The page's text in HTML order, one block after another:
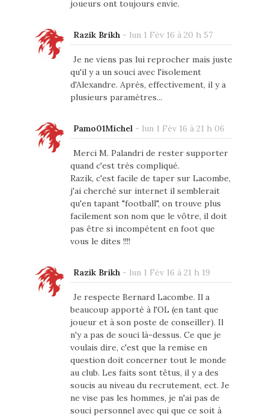
joueurs ont toujours envie.
Razik Brikh- lun 1 Fév 16 à 20 h 57
Je ne viens pas lui reprocher mais juste
qu'il y a un souci avec l'isolement
d'Alexandre. Après, effectivement, il y a
plusieurs paramètres...
Pamo01Michel- lun 1 Fév 16 à 21 h 06
Merci M. Palandri de rester supporter
quand c'est très compliqué.
Razik, c'est facile de taper sur Lacombe,
j'ai cherché sur internet il semblerait
qu'en tapant "football", on trouve plus
facilement son nom que le vôtre, il doit
pas être si incompétent en foot que
vous le dites !!!!
Razik Brikh- lun 1 Fév 16 à 21 h 19
Je respecte Bernard Lacombe. Il a
beaucoup apporté à l'OL (en tant que
joueur et à son poste de conseiller). Il
n'y a pas de souci là-dessus. Ce que je
voulais dire, c'est que la remise en
question doit concerner tout le monde
au club. Les faits sont têtus, il y a des
soucis au niveau du recrutement, ect. Je
ne vise pas les hommes, je n'ai pas de
souci personnel avec qui que ce soit à